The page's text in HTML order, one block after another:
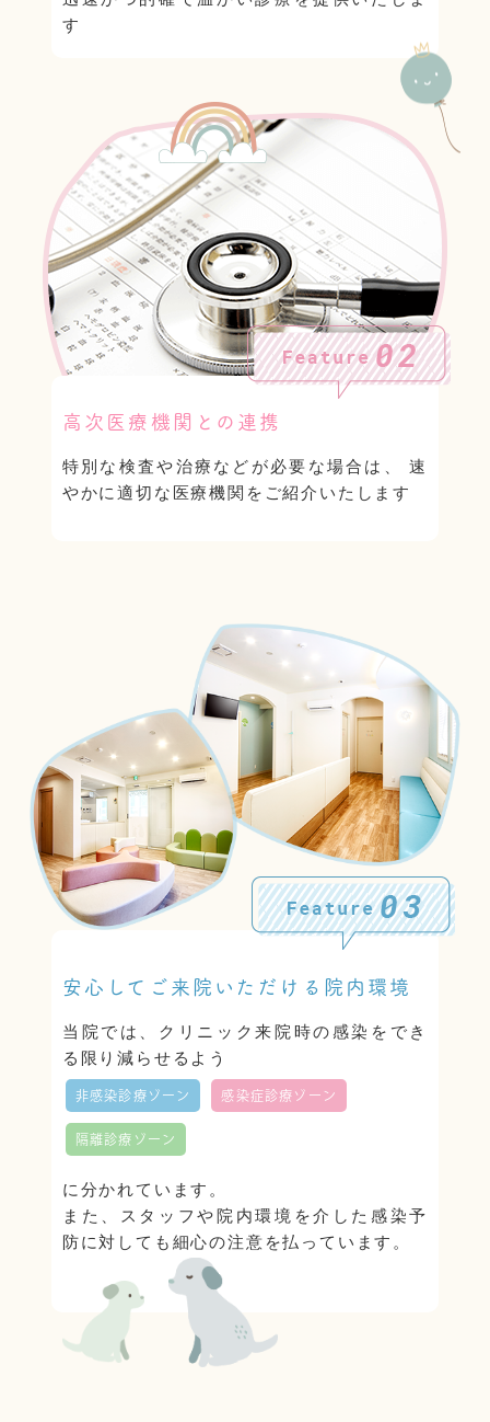
す
高次医療機関との連携
特別な検査や治療などが必要な場合は、
速
やかに適切な医療機関をご紹介いたします
安心してご来院いただける院内環境
当院では、クリニック来院時の感染をでき
る限り減らせるよう
非感染診療ゾーン 感染症診療ゾーン
隔離診療ゾーン
に分かれています。
また、スタッフや院内環境を介した感染予
防に対しても細心の注意を払っています。